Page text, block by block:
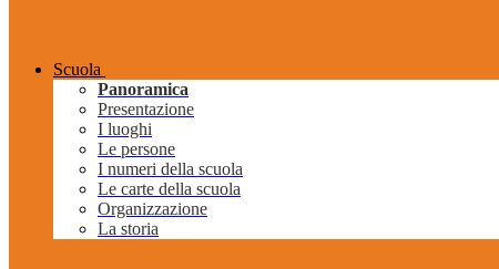
Scuola
Panoramica
Presentazione
I luoghi
Le persone
I numeri della scuola
Le carte della scuola
Organizzazione
La storia